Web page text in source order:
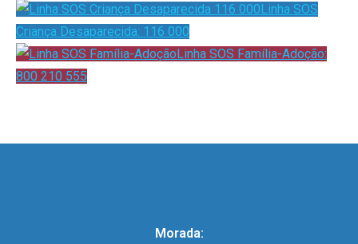
Linha SOS
Criança Desaparecida: 116 000
Linha SOS Família-Adoção:
800 210 555
Morada: